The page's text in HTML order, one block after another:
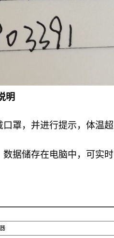
明
罩，并进行提示，体温超
据储存在电脑中，可实时